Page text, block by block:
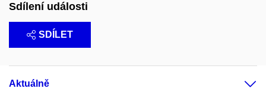
Sdílení události
SDÍLET
Aktuálně